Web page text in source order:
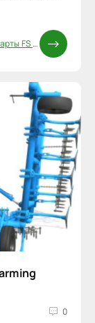
FS 19
0